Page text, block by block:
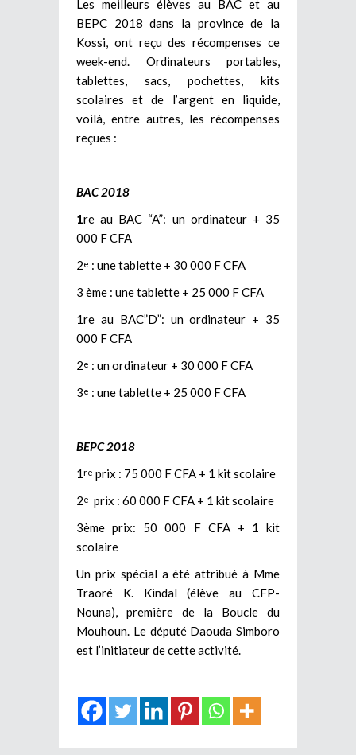
Les meilleurs élèves au BAC et au
BEPC 2018 dans la province de la
Kossi, ont reçu des récompenses ce
week-end. Ordinateurs portables,
tablettes, sacs, pochettes, kits
scolaires et de l’argent en liquide,
voilà, entre autres, les récompenses
reçues :
BAC 2018
1re au BAC “A”: un ordinateur + 35
000 F CFA
2e : une tablette + 30 000 F CFA
3 ème : une tablette + 25 000 F CFA
1re au BAC”D”: un ordinateur + 35
000 F CFA
2e : un ordinateur + 30 000 F CFA
3e : une tablette + 25 000 F CFA
BEPC 2018
1re prix : 75 000 F CFA + 1 kit scolaire
2e prix : 60 000 F CFA + 1 kit scolaire
3ème prix: 50 000 F CFA + 1 kit
scolaire
Un prix spécial a été attribué à Mme
Traoré K. Kindal (élève au CFP-
Nouna), première de la Boucle du
Mouhoun. Le député Daouda Simboro
est l’initiateur de cette activité.